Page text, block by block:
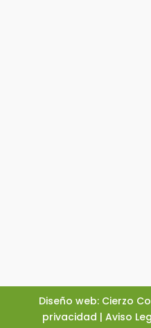
Diseño web: Cierzo
privacidad | Aviso